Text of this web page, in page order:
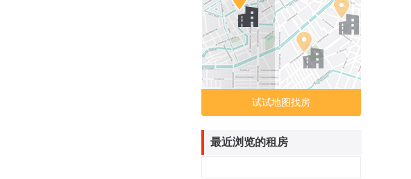
试试地图找房
最近浏览的租房